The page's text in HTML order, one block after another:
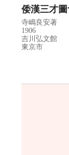
倭漢三才
寺嶋良安著
1906
吉川弘文館
東京市